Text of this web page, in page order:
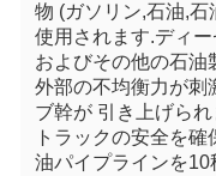
物 (ガソリン,石油,石
使用されます.ディ
およびその他の石油
外部の不均衡力が刺
ブ幹が 引き上げられ
トラックの安全を
油パイプラインを10